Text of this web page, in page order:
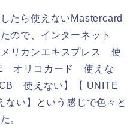
たら使えないMastercard
ので、インターネット
リカンエキスプレス 使
オリコカード 使えな
使えない】【 UNITE
い】という感じで色々と
。